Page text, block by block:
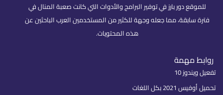
للموقع دور بارز في توفير البرامج والأدوات التي كانت صعبة المنال في
فترة سابقة، مما جعله وجهة للكثير من المستخدمين العرب الباحثين عن
هذه المحتويات.
روابط مهمة
تفعيل ويندوز 10
تحميل أوفيس 2021 بكل اللغات